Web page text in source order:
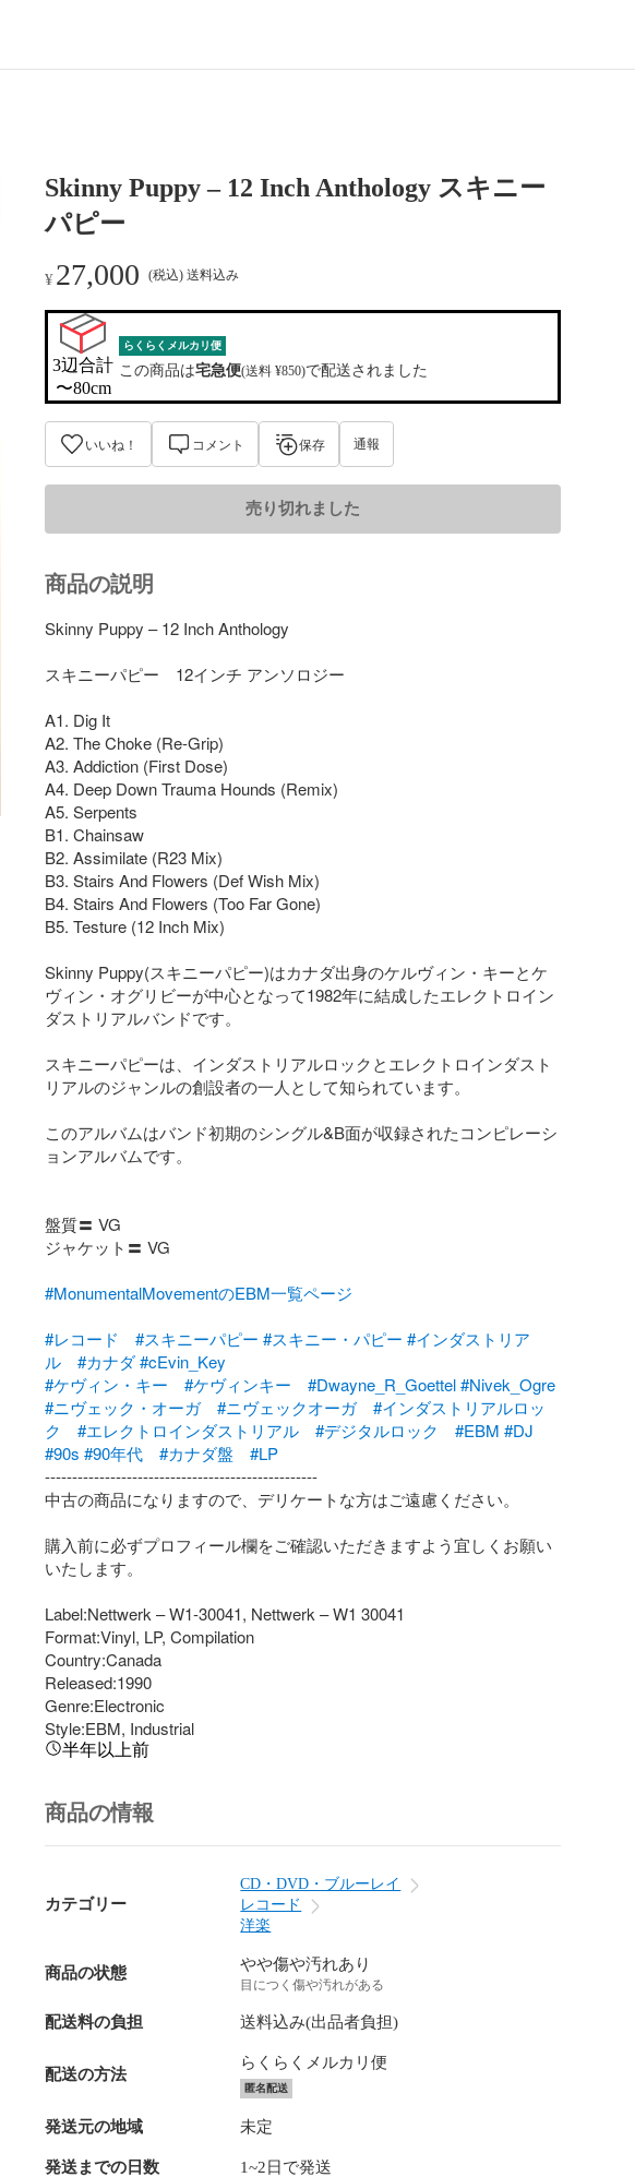
Skinny Puppy – 12 Inch Anthology スキニー
パピー
¥ 27,000 (税込) 送料込み
3辺合計
〜80cm
らくらくメルカリ便
この商品は宅急便(送料 ¥850)で配送されました
いいね！ コメント 保存 通報
売り切れました
商品の説明
Skinny Puppy – 12 Inch Anthology
スキニーパピー　12インチ アンソロジー
A1. Dig It
A2. The Choke (Re-Grip)
A3. Addiction (First Dose)
A4. Deep Down Trauma Hounds (Remix)
A5. Serpents
B1. Chainsaw
B2. Assimilate (R23 Mix)
B3. Stairs And Flowers (Def Wish Mix)
B4. Stairs And Flowers (Too Far Gone)
B5. Testure (12 Inch Mix)
Skinny Puppy(スキニーパピー)はカナダ出身のケルヴィン・キーとケ
ヴィン・オグリビーが中心となって1982年に結成したエレクトロイン
ダストリアルバンドです。
スキニーパピーは、インダストリアルロックとエレクトロインダスト
リアルのジャンルの創設者の一人として知られています。
このアルバムはバンド初期のシングル&B面が収録されたコンピレーシ
ョンアルバムです。
盤質〓 VG
ジャケット〓 VG
#MonumentalMovementのEBM一覧ページ
#レコード
#スキニーパピー #スキニー・パピー #インダストリア
ル
#カナダ #cEvin_Key
#ケヴィン・キー
#ケヴィンキー #Dwayne_R_Goettel #Nivek_Ogre
#ニヴェック・オーガ
#ニヴェックオーガ
#インダストリアルロッ
ク
#エレクトロインダストリアル #デジタルロック #EBM #DJ
#90s #90年代 #カナダ盤
#LP
--------------------------------------------------
中古の商品になりますので、デリケートな方はご遠慮ください。
購入前に必ずプロフィール欄をご確認いただきますよう宜しくお願い
いたします。
Label:Nettwerk – W1-30041, Nettwerk – W1 30041
Format:Vinyl, LP, Compilation
Country:Canada
Released:1990
Genre:Electronic
Style:EBM, Industrial
半年以上前
商品の情報
カテゴリー
CD・DVD・ブルーレイ
レコード
洋楽
商品の状態 やや傷や汚れあり
目につく傷や汚れがある
配送料の負担 送料込み(出品者負担)
配送の方法
らくらくメルカリ便
匿名配送
発送元の地域 未定
発送までの日数 1~2日で発送